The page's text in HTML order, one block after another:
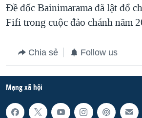
Đề đốc Bainimarama đã lật đổ
Fifi trong cuộc đảo chánh năm
Chia sẻ Follow us
Mạng xã hội